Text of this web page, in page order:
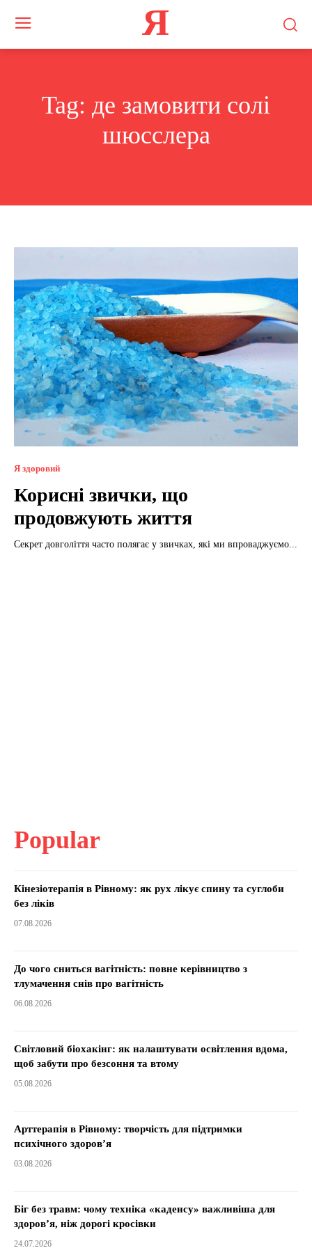
Я
Tag: де замовити солі
шюсслера
Я здоровий
Корисні звички, що
продовжують життя
Секрет довголіття часто полягає у звичках, які ми впроваджуємо...
Popular
Кінезіотерапія в Рівному: як рух лікує спину та суглоби
без ліків
07.08.2026
До чого сниться вагітність: повне керівництво з
тлумачення снів про вагітність
06.08.2026
Світловий біохакінг: як налаштувати освітлення вдома,
щоб забути про безсоння та втому
05.08.2026
Арттерапія в Рівному: творчість для підтримки
психічного здоров’я
03.08.2026
Біг без травм: чому техніка «каденсу» важливіша для
здоров’я, ніж дорогі кросівки
24.07.2026